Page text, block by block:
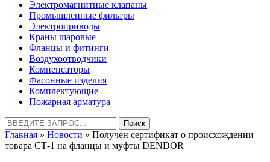
Электромагнитные клапаны
Промышленные фильтры
Электроприводы
Краны шаровые
Фланцы и фитинги
Воздухоотводчики
Компенсаторы
Фасонные изделия
Комплектующие
Пожарная арматура
Найти:
Главная » Новости » Получен сертификат о происхождении
товара СТ-1 на фланцы и муфты DENDOR